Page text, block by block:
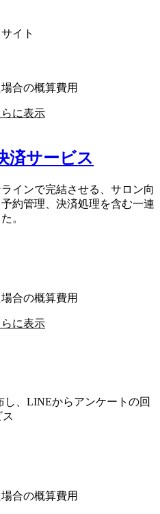
イト
合の概算費用
らに表示
済サービス
インで完結させる、サロン向
約管理、決済処理を含む一連
。
合の概算費用
らに表示
、LINEからアンケートの回
合の概算費用